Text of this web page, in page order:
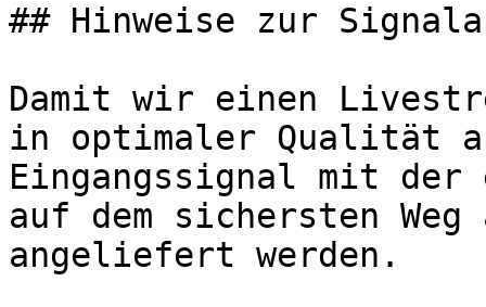
## Hinweise zur
Damit wir einen
in optimaler Qualität
Eingangssignal mit
auf dem sichersten
angeliefert werden.